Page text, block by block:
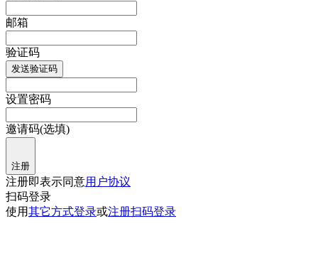
邮箱
验证码
发送验证码
设置密码
邀请码(选填)
注册
注册即表示同意用户协议
扫码登录
使用其它方式登录或注册扫码登录